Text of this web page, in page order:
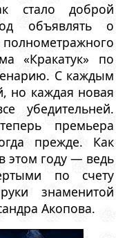
стало доброй
объявлять о
«Кракатук» по
С каждым
но каждая новая
убедительней.
премьера
прежде. Как
этом году — ведь
по счету
знаменитой
Акопова.